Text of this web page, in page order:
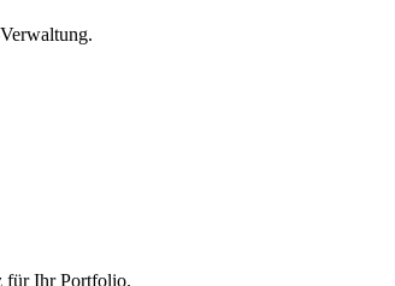
für Ihr Portfolio.